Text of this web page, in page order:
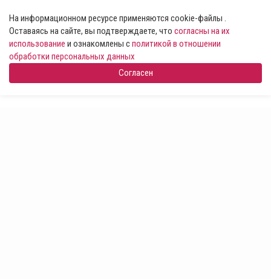
На информационном ресурсе применяются cookie-файлы .
Оставаясь на сайте, вы подтверждаете, что согласны на их
использование и ознакомлены сполитикой в отношении
обработки персональных данных
Согласен